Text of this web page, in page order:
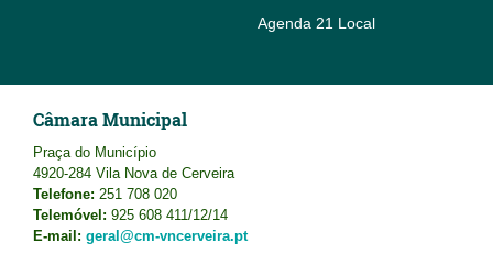
Agenda 21 Local
Câmara Municipal
Praça do Município
4920-284 Vila Nova de Cerveira
Telefone: 251 708 020
Telemóvel: 925 608 411/12/14
E-mail: geral@cm-vncerveira.pt